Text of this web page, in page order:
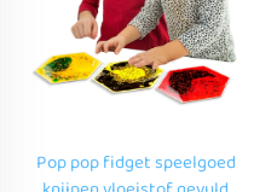
Pop pop fidget speelgoed